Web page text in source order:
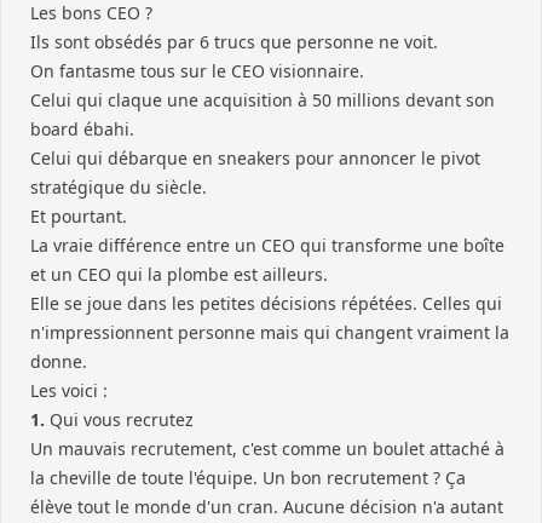
Les bons CEO ?
Ils sont obsédés par 6 trucs que personne ne voit.
On fantasme tous sur le CEO visionnaire.
Celui qui claque une acquisition à 50 millions devant son
board ébahi.
Celui qui débarque en sneakers pour annoncer le pivot
stratégique du siècle.
Et pourtant.
La vraie différence entre un CEO qui transforme une boîte
et un CEO qui la plombe est ailleurs.
Elle se joue dans les petites décisions répétées. Celles qui
n'impressionnent personne mais qui changent vraiment la
donne.
Les voici :
1. Qui vous recrutez
Un mauvais recrutement, c'est comme un boulet attaché à
la cheville de toute l'équipe. Un bon recrutement ? Ça
élève tout le monde d'un cran. Aucune décision n'a autant